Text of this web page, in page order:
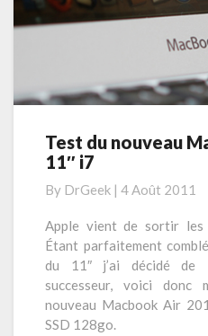
e
t
s
r
o
g
a
m
m
e
s
u
l
a
s
t
T
e
s
t
d
u
n
o
u
v
Test du nouveau
11″ i7
By DrGeek | 4 Août 2011
Apple vient de sortir les
Étant parfaitement
du 11″ j’ai décidé de
successeur, voici donc
nouveau Macbook Air
SSD 128go.